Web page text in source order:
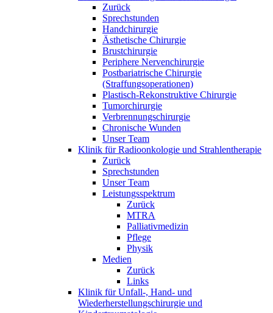
Zurück
Sprechstunden
Handchirurgie
Ästhetische Chirurgie
Brustchirurgie
Periphere Nervenchirurgie
Postbariatrische Chirurgie
(Straffungsoperationen)
Plastisch-Rekonstruktive Chirurgie
Tumorchirurgie
Verbrennungschirurgie
Chronische Wunden
Unser Team
Klinik für Radioonkologie und Strahlentherapie
Zurück
Sprechstunden
Unser Team
Leistungsspektrum
Zurück
MTRA
Palliativmedizin
Pflege
Physik
Medien
Zurück
Links
Klinik für Unfall-, Hand- und
Wiederherstellungschirurgie und